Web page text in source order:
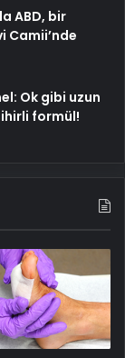
ABD, bir
Camii’nde
Ok gibi uzun
formül!